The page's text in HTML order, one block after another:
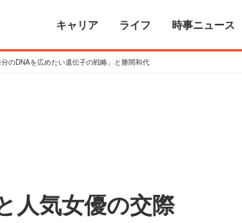
キャリア ライフ 時事ニュース
のDNAを広めたい遺伝子の戦略」と勝間和代
人気女優の交際